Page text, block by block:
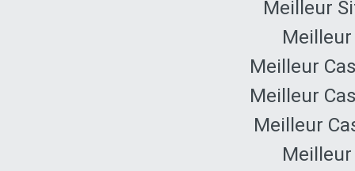
Meilleur
Meilleur
Meilleur
Meilleur